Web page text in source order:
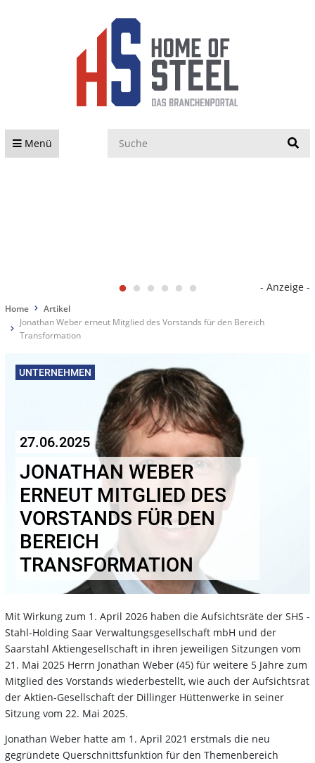
Menü
- Anzeige -
Home
Artikel
Jonathan Weber erneut Mitglied des Vorstands für den Bereich
Transformation
UNTERNEHMEN
27.06.2025
JONATHAN WEBER
ERNEUT MITGLIED DES
VORSTANDS FÜR DEN
BEREICH
TRANSFORMATION
Mit Wirkung zum 1. April 2026 haben die Aufsichtsräte der SHS -
Stahl-Holding Saar Verwaltungsgesellschaft mbH und der
Saarstahl Aktiengesellschaft in ihren jeweiligen Sitzungen vom
21. Mai 2025 Herrn Jonathan Weber (45) für weitere 5 Jahre zum
Mitglied des Vorstands wiederbestellt, wie auch der Aufsichtsrat
der Aktien-Gesellschaft der Dillinger Hüttenwerke in seiner
Sitzung vom 22. Mai 2025.
Jonathan Weber hatte am 1. April 2021 erstmals die neu
gegründete Querschnittsfunktion für den Themenbereich